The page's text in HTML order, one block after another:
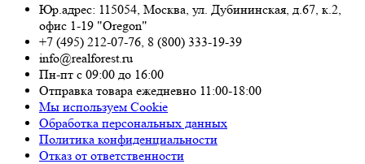
Юр.адрес: 115054, Москва, ул. Дубининская, д.67, к.2,
офис 1-19 "Oregon"
+7 (495) 212-07-76, 8 (800) 333-19-39
info@realforest.ru
Пн-пт с 09:00 до 16:00
Отправка товара ежедневно 11:00-18:00
Мы используем Cookie
Обработка персональных данных
Политика конфиденциальности
Отказ от ответственности